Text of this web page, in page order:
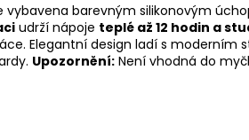
vybavena barevným silikonovým
udrží nápoje teplé až 12 hodin a
Elegantní design ladí s moderním
Upozornění: Není vhodná do